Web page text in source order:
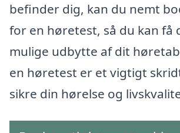
befinder dig, kan du nemt
for en høretest, så du kan få
mulige udbytte af dit
en høretest er et vigtigt
sikre din hørelse og